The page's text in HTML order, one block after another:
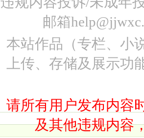
邮箱
本站作品（专栏、小
上传、存储及展示
请所有用户发布内容
及其他违规内容